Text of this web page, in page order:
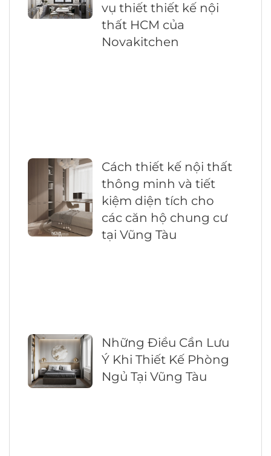
vụ thiết thiết kế nội
thất HCM của
Novakitchen
Cách thiết kế nội thất
thông minh và tiết
kiệm diện tích cho
các căn hộ chung cư
tại Vũng Tàu
Những Điều Cần Lưu
Ý Khi Thiết Kế Phòng
Ngủ Tại Vũng Tàu